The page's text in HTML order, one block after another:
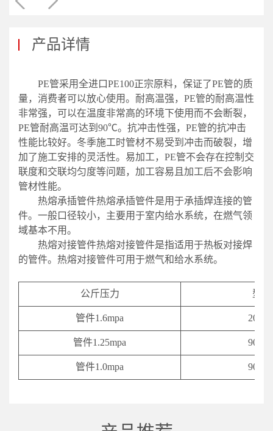
产品详情
PE管采用全进口PE100正宗原料，保证了PE管的质
量，消费者可以放心使用。耐高温强，PE管的耐高温性
非常强，可以在温度非常高的环境下使用而不会断裂，
PE管耐高温可达到90℃。抗冲击性强，PE管的抗冲击
性能比较好。冬季施工时管材不易受到冲击而破裂，增
加了施工安排的灵活性。易加工，PE管不会存在控制交
联度和交联均匀度等问题，加工容易且加工后不会影响
管材性能。
热熔承插管件热熔承插管件是用于承插焊连接的管
件。一般口径较小，主要用于室内给水系统，在燃气领
域基本不用。
热熔对接管件热熔对接管件是指适用于热板对接焊
的管件。热熔对接管件可用于燃气和给水系统。
公斤压力 型号
管件1.6mpa 20-
管件1.25mpa 90-
管件1.0mpa 90-